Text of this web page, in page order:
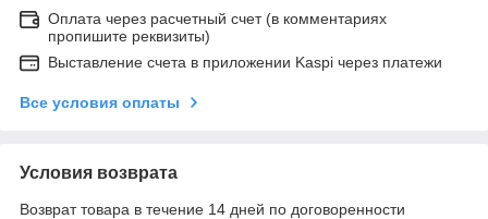
Оплата через расчетный счет (в комментариях
пропишите реквизиты)
Выставление счета в приложении Kaspi через платежи
Все условия оплаты
Условия возврата
Возврат товара в течение 14 дней по договоренности